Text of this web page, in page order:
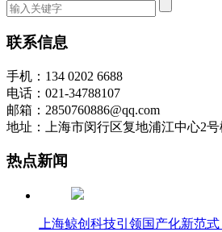
联系信息
手机：134 0202 6688
电话：021-34788107
邮箱：2850760886@qq.com
地址：上海市闵行区复地浦江中心2号
热点新闻
上海鲸创科技引领国产化新范